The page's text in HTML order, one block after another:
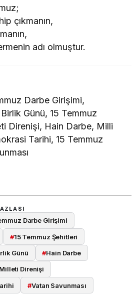
çıkmanın,
adı olmuştur.
Darbe Girişimi,
Günü, 15 Temmuz
Direnişi, Hain Darbe, Milli
Tarihi, 15 Temmuz
Darbe Girişimi
#15 Temmuz Şehitleri
Günü #Hain Darbe
Direnişi
#Vatan Savunması